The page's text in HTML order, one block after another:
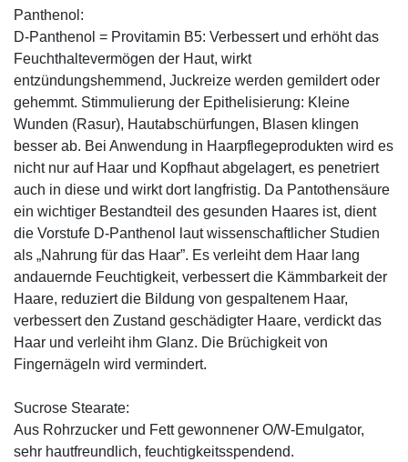
Panthenol:
D-Panthenol = Provitamin B5: Verbessert und erhöht das
Feuchthaltevermögen der Haut, wirkt
entzündungshemmend, Juckreize werden gemildert oder
gehemmt. Stimmulierung der Epithelisierung: Kleine
Wunden (Rasur), Hautabschürfungen, Blasen klingen
besser ab. Bei Anwendung in Haarpflegeprodukten wird es
nicht nur auf Haar und Kopfhaut abgelagert, es penetriert
auch in diese und wirkt dort langfristig. Da Pantothensäure
ein wichtiger Bestandteil des gesunden Haares ist, dient
die Vorstufe D-Panthenol laut wissenschaftlicher Studien
als „Nahrung für das Haar”. Es verleiht dem Haar lang
andauernde Feuchtigkeit, verbessert die Kämmbarkeit der
Haare, reduziert die Bildung von gespaltenem Haar,
verbessert den Zustand geschädigter Haare, verdickt das
Haar und verleiht ihm Glanz. Die Brüchigkeit von
Fingernägeln wird vermindert.
Sucrose Stearate:
Aus Rohrzucker und Fett gewonnener O/W-Emulgator,
sehr hautfreundlich, feuchtigkeitsspendend.